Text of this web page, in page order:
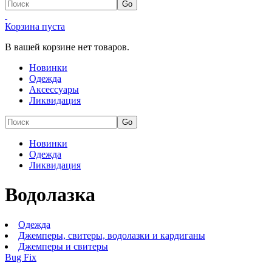
Корзина пуста
В вашей корзине нет товаров.
Новинки
Одежда
Аксессуары
Ликвидация
Новинки
Одежда
Ликвидация
Водолазка
Одежда
Джемперы, свитеры, водолазки и кардиганы
Джемперы и свитеры
Bug Fix